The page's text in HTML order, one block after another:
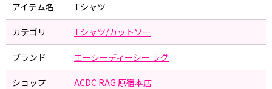
アイテム名 Tシャツ
カテゴリ Tシャツ/カットソー
ブランド エーシーディーシー ラグ
ショップ ACDC RAG 原宿本店